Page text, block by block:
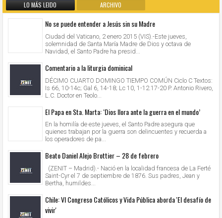
LO MÁS LEIDO ARCHIVO
No se puede entender a Jesús sin su Madre
Ciudad del Vaticano, 2 enero 2015 (VIS).-Este jueves,
solemnidad de Santa María Madre de Dios y octava de
Navidad, el Santo Padre ha presid...
Comentario a la liturgia dominical
DÉCIMO CUARTO DOMINGO TIEMPO COMÚN Ciclo C Textos:
Is 66, 10-14c; Gal 6, 14-18; Lc 10, 1-12.17-20 P. Antonio Rivero,
L.C. Doctor en Teolo...
El Papa en Sta. Marta: ‘Dios llora ante la guerra en el mundo’
En la homilía de este jueves, el Santo Padre asegura que
quienes trabajan por la guerra son delincuentes y recuerda a
los operadores de pa...
Beato Daniel Alejo Brottier – 28 de febrero
(ZENIT – Madrid).- Nació en la localidad francesa de La Ferté
Saint-Cyr el 7 de septiembre de 1876. Sus padres, Jean y
Bertha, humildes...
Chile: VI Congreso Católicos y Vida Pública aborda 'El desafío de
vivir'